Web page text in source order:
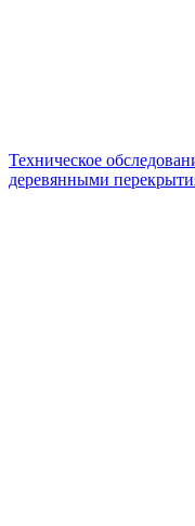
Техническое
деревянными